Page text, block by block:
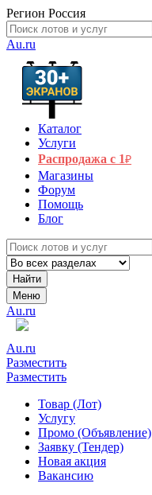
Регион Россия
Au.ru
Каталог
Услуги
Распродажа с 1₽
Магазины
Форум
Помощь
Блог
Найти
Меню
Au.ru
Au.ru
Разместить
Разместить
Товар (Лот)
Услугу
Промо (Объявление)
Заявку (Тендер)
Новая акция
Вакансию